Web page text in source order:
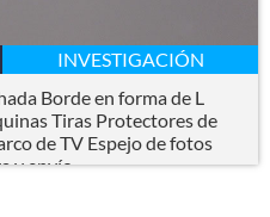
INVESTIGACIÓN
Borde en forma de L
Tiras Protectores de
de TV Espejo de fotos
y envío